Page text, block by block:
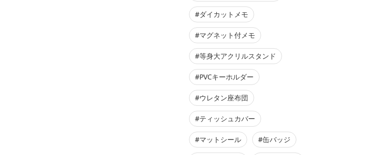
#ダイカットメモ
#マグネット付メモ
#等身大アクリルスタンド
#PVCキーホルダー
#ウレタン座布団
#ティッシュカバー
#マットシール #缶バッジ